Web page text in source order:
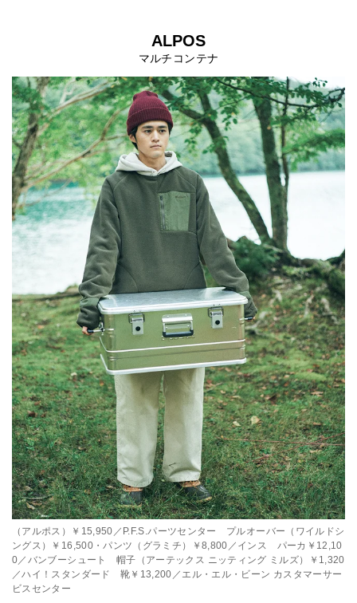
ALPOS
マルチコンテナ
（アルポス）￥15,950／P.F.S.パーツセンター プルオーバー（ワイルドシ
ングス）￥16,500・パンツ（グラミチ）￥8,800／インス パーカ￥12,10
0／バンブーシュート 帽子（アーテックス ニッティング ミルズ）￥1,320
／ハイ！スタンダード 靴￥13,200／エル・エル・ビーン カスタマーサー
ビスセンター